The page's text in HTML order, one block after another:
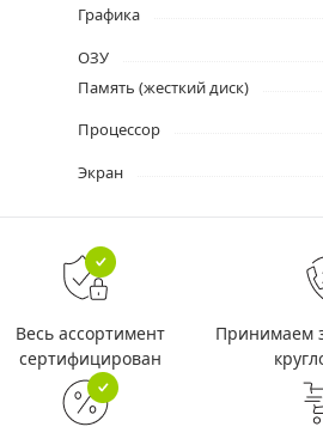
Графика
ОЗУ
Память (жесткий диск)
Процессор
Экран
Весь ассортимент
сертифицирован
Принимаем